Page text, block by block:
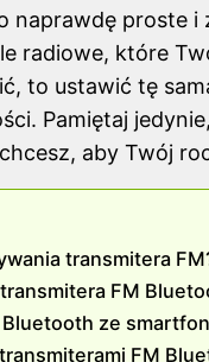
naprawdę proste i
radiowe, które
to ustawić tę
Pamiętaj
aby Twój
transmitera
FM
ze
FM